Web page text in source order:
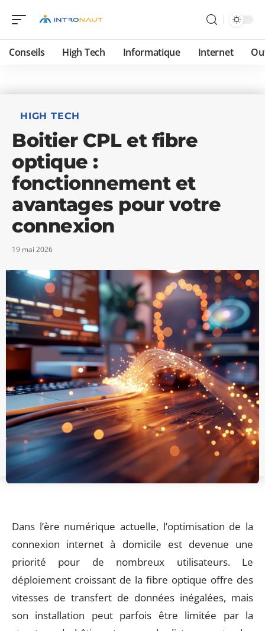
Conseils High Tech Informatique Internet
HIGH TECH
Boitier CPL et fibre
optique :
fonctionnement et
avantages pour votre
connexion
19 mai 2026
Dans l’ère numérique actuelle, l’optimisation de la
connexion internet à domicile est devenue une
priorité pour de nombreux utilisateurs. Le
déploiement croissant de la fibre optique offre des
vitesses de transfert de données inégalées, mais
son installation peut parfois être limitée par la